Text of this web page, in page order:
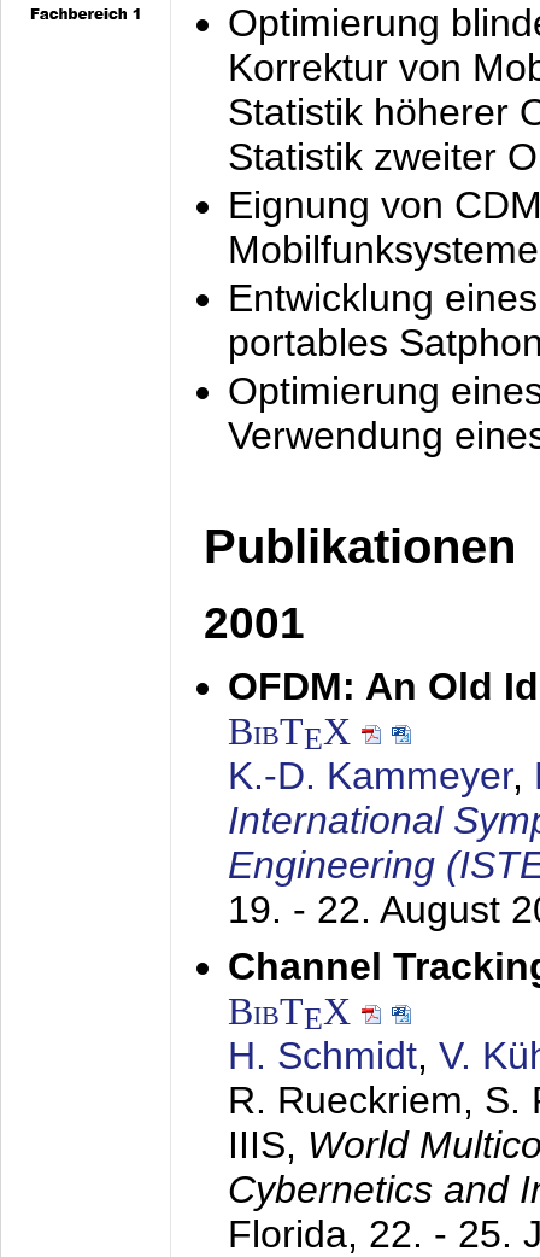
Optimierung
Korrektur von
Statistik höherer
Statistik zweiter
Eignung von
Mobilfunksysteme
Entwicklung
portables
Optimierung
Verwendung
Publikationen
2001
OFDM: An Old
BibTEX
K.-D. Kammeyer,
International
Engineering
19. - 22. August
Channel
BibTEX
H. Schmidt, V.
R. Rueckriem, S.
IIIS, World
Cybernetics and
Florida, 22. - 25.